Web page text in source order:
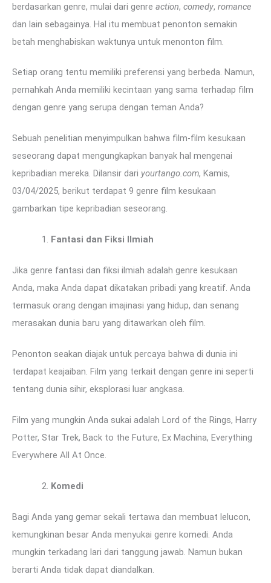
berdasarkan genre, mulai dari genre action, comedy, romance
dan lain sebagainya. Hal itu membuat penonton semakin
betah menghabiskan waktunya untuk menonton film.
Setiap orang tentu memiliki preferensi yang berbeda. Namun,
pernahkah Anda memiliki kecintaan yang sama terhadap film
dengan genre yang serupa dengan teman Anda?
Sebuah penelitian menyimpulkan bahwa film-film kesukaan
seseorang dapat mengungkapkan banyak hal mengenai
kepribadian mereka. Dilansir dari yourtango.com, Kamis,
03/04/2025, berikut terdapat 9 genre film kesukaan
gambarkan tipe kepribadian seseorang.
Fantasi dan Fiksi Ilmiah
Jika genre fantasi dan fiksi ilmiah adalah genre kesukaan
Anda, maka Anda dapat dikatakan pribadi yang kreatif. Anda
termasuk orang dengan imajinasi yang hidup, dan senang
merasakan dunia baru yang ditawarkan oleh film.
Penonton seakan diajak untuk percaya bahwa di dunia ini
terdapat keajaiban. Film yang terkait dengan genre ini seperti
tentang dunia sihir, eksplorasi luar angkasa.
Film yang mungkin Anda sukai adalah Lord of the Rings, Harry
Potter, Star Trek, Back to the Future, Ex Machina, Everything
Everywhere All At Once.
Komedi
Bagi Anda yang gemar sekali tertawa dan membuat lelucon,
kemungkinan besar Anda menyukai genre komedi. Anda
mungkin terkadang lari dari tanggung jawab. Namun bukan
berarti Anda tidak dapat diandalkan.